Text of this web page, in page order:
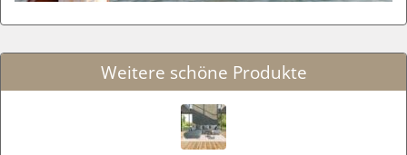
Weitere schöne Produkte